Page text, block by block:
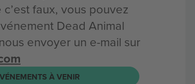
faux, vous pouvez
Dead Animal
envoyer un e-mail sur
À VENIR